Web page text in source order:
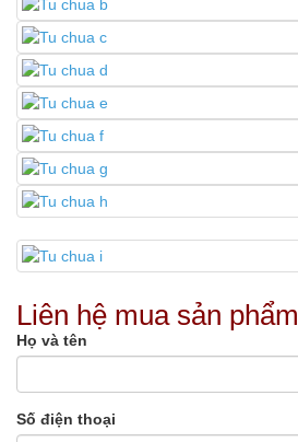
Liên hệ mua sản phẩm
Họ và tên
Số điện thoại